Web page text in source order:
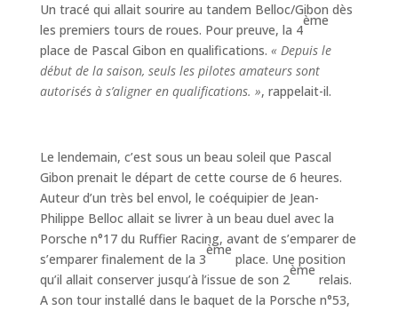
Un tracé qui allait sourire au tandem Belloc/Gibon dès
les premiers tours de roues. Pour preuve, la 4
ème
place de Pascal Gibon en qualifications. « Depuis le
début de la saison, seuls les pilotes amateurs sont
autorisés à s’aligner en qualifications. », rappelait-il.
Le lendemain, c’est sous un beau soleil que Pascal
Gibon prenait le départ de cette course de 6 heures.
Auteur d’un très bel envol, le coéquipier de Jean-
Philippe Belloc allait se livrer à un beau duel avec la
Porsche n°17 du Ruffier Racing, avant de s’emparer de
s’emparer finalement de la 3
ème
place. Une position
qu’il allait conserver jusqu’à l’issue de son 2
ème
relais.
A son tour installé dans le baquet de la Porsche n°53,